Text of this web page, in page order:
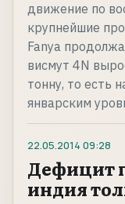
движение по
крупнейшие
Fanya
висмут 4N
тонну, то есть
январским
22.05.2014 09:28
Дефицит
индия